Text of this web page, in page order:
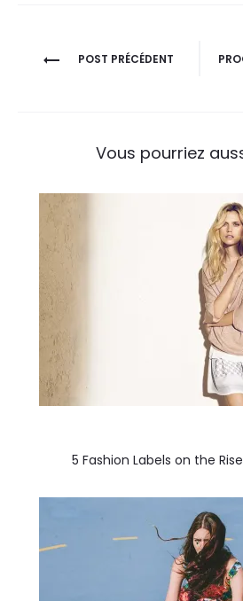
Navigation
POST PRÉCÉDENT
Vous pourriez
5 Fashion Labels on the